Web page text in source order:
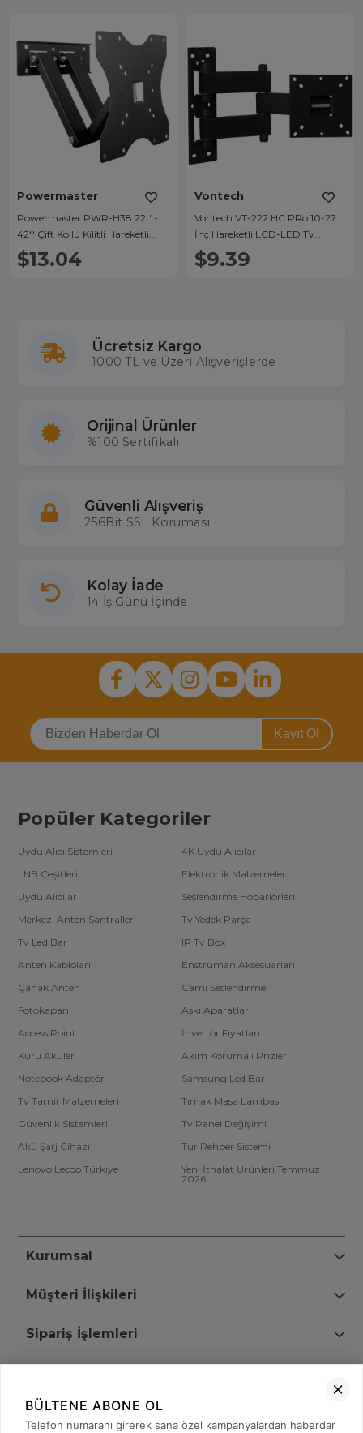
Powermaster
Powermaster PWR-H38 22'' -
42'' Çift Kollu Kilitli Hareketli
Duvar Askı Aparatı
$13.04
Vontech
Vontech VT-222 HC PRo 10-27
İnç Hareketli LCD-LED Tv
Duvar Askı Aparatı
$9.39
Ücretsiz Kargo
1000 TL ve Üzeri Alışverişlerde
Orijinal Ürünler
%100 Sertifikalı
Güvenli Alışveriş
256Bit SSL Koruması
Kolay İade
14 İş Günü İçinde
Kayıt Ol
Popüler Kategoriler
Uydu Alıcı Sistemleri
4K Uydu Alıcılar
LNB Çeşitleri
Elektronik Malzemeler
Uydu Alıcılar
Seslendirme Hoparlörleri
Merkezi Anten Santralleri
Tv Yedek Parça
Tv Led Bar
IP Tv Box
Anten Kabloları
Enstrüman Aksesuarları
Çanak Anten
Cami Seslendirme
Fotokapan
Askı Aparatları
Access Point
İnvertör Fiyatları
Kuru Aküler
Akım Korumalı Prizler
Notebook Adaptör
Samsung Led Bar
Tv Tamir Malzemeleri
Tırnak Masa Lambası
Güvenlik Sistemleri
Tv Panel Değişimi
Akü Şarj Cihazı
Tur Rehber Sistemi
Lenovo Lecoo Türkiye
Yeni İthalat Ürünleri Temmuz
2026
Kurumsal
Müşteri İlişkileri
Sipariş İşlemleri
+90 (850) 473 08 08
BÜLTENE ABONE OL
Telefon numaranı girerek sana özel kampanyalardan haberdar